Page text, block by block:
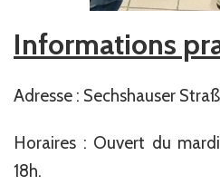
Informations
Adresse : Sechshauser
Horaires : Ouvert du
18h.